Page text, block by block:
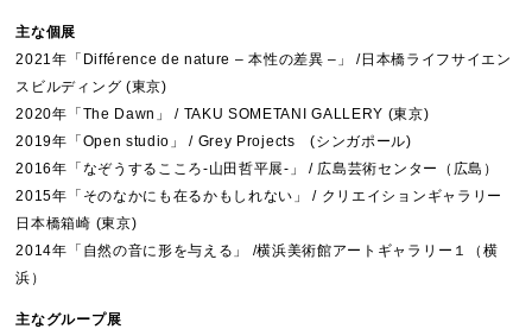
主な個展
2021年「Différence de nature – 本性の差異 –」 /日本橋ライフサイエン
スビルディング (東京)
2020年「The Dawn」 / TAKU SOMETANI GALLERY (東京)
2019年「Open studio」 / Grey Projects (シンガポール)
2016年「なぞうするこころ-山田哲平展-」 / 広島芸術センター（広島）
2015年「そのなかにも在るかもしれない」 / クリエイションギャラリー
日本橋箱崎 (東京)
2014年「自然の音に形を与える」 /横浜美術館アートギャラリー１（横
浜）
主なグループ展